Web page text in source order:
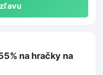
na hračky na